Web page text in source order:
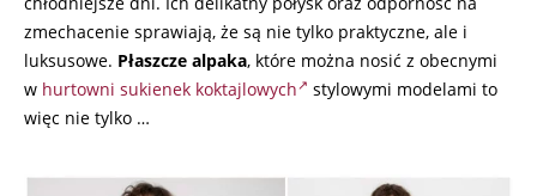
zmechacenie sprawiają, że są nie tylko praktyczne, ale i
luksusowe. Płaszcze alpaka, które można nosić z obecnymi
w hurtowni sukienek koktajlowych
stylowymi modelami to
więc nie tylko …